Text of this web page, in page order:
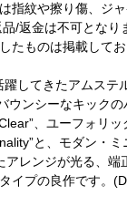
指紋や擦り傷、ジ
/返金は不可となり
たものは掲載して
してきたアムステ
ンシーなキック
、ユーフォリ
と、モダン・ミ
レンジが光る、端
イプの良作です。